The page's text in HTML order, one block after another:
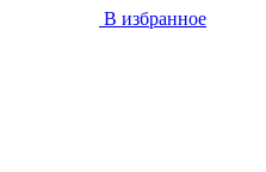
В избранное